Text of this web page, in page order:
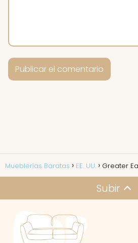
Mueblerías Baratas EE. UU. Greater
Subir